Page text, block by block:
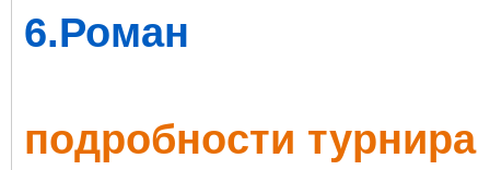
6.Роман
пoдробности турнира